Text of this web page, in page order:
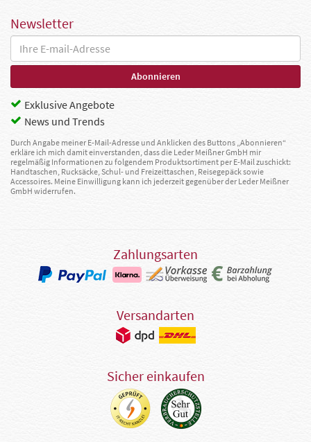
Newsletter
Exklusive Angebote
News und Trends
Durch Angabe meiner E-Mail-Adresse und Anklicken des Buttons „Abonnieren“
erkläre ich mich damit einverstanden, dass die Leder Meißner GmbH mir
regelmäßig Informationen zu folgendem Produktsortiment per E-Mail zuschickt:
Handtaschen, Rucksäcke, Schul- und Freizeittaschen, Reisegepäck sowie
Accessoires. Meine Einwilligung kann ich jederzeit gegenüber der Leder Meißner
GmbH widerrufen.
Zahlungsarten
Versandarten
Sicher einkaufen